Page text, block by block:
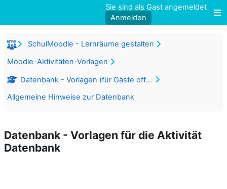
Sie sind als Gast angemeldet
Anmelden
SchulMoodle - Lernräume gestalten
Moodle-Aktivitäten-Vorlagen
Datenbank - Vorlagen (für Gäste offen)
Allgemeine Hinweise zur Datenbank
Datenbank - Vorlagen für die Aktivität
Datenbank